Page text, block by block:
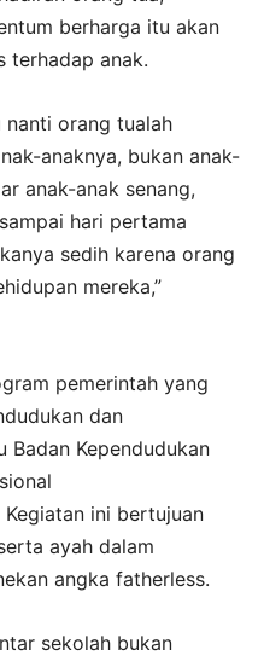
berharga itu akan
terhadap anak.
nanti orang tualah
anaknya, bukan anak-
anak-anak senang,
hari pertama
sedih karena orang
mereka,”
pemerintah yang
dan
Badan Kependudukan
Kegiatan ini bertujuan
ayah dalam
angka fatherless.
sekolah bukan